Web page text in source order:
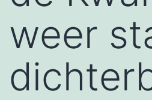
weer